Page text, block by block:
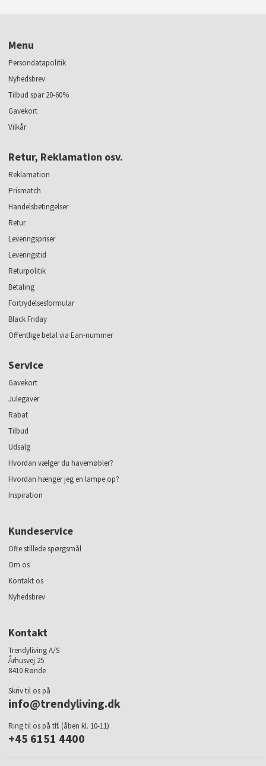
Menu
Persondatapolitik
Nyhedsbrev
Tilbud spar 20-60%
Gavekort
Vilkår
Retur, Reklamation osv.
Reklamation
Prismatch
Handelsbetingelser
Retur
Leveringspriser
Leveringstid
Returpolitik
Betaling
Fortrydelsesformular
Black Friday
Offentlige betal via Ean-nummer
Service
Gavekort
Julegaver
Rabat
Tilbud
Udsalg
Hvordan vælger du havemøbler?
Hvordan hænger jeg en lampe op?
Inspiration
Kundeservice
Ofte stillede spørgsmål
Om os
Kontakt os
Nyhedsbrev
Kontakt
Trendyliving A/S
Århusvej 25
8410 Rønde
Skriv til os på
info@trendyliving.dk
Ring til os på tlf. (åben kl. 10-11)
+45 6151 4400